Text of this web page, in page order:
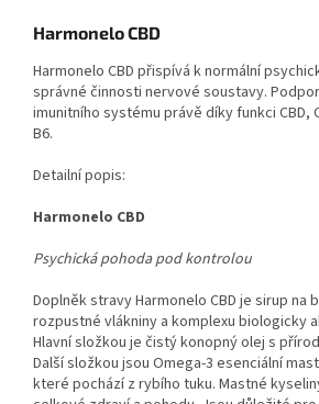
Harmonelo CBD
Harmonelo CBD přispívá k normální
správné činnosti nervové soustavy.
imunitního systému právě díky funkci CBD,
B6.
Detailní popis:
Harmonelo CBD
Psychická pohoda pod kontrolou
Doplněk stravy Harmonelo CBD je sirup na
rozpustné vlákniny a komplexu biologicky
Hlavní složkou je čistý konopný olej s
Další složkou jsou Omega-3 esenciální
které pochází z rybího tuku. Mastné